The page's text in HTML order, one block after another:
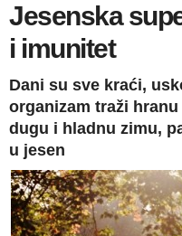
Jesenska
i imunitet
Dani su sve kraći,
organizam traži
dugu i hladnu zimu,
u jesen